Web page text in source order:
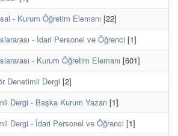
- Kurum Öğretim Elemanı [22]
- İdari Personel ve Öğrenci [1]
- Kurum Öğretim Elemanı [601]
Denetimli Dergi [2]
Dergi - Başka Kurum Yazarı [1]
Dergi - İdari Personel ve Öğrenci [1]